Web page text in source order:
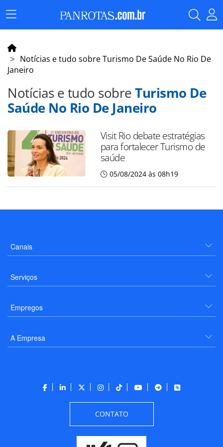
Menu
Principal
Notícias e tudo sobre Turismo De Saúde No Rio De
Janeiro
Notícias e tudo sobreTurismo De
Saúde No Rio De Janeiro
Visit Rio debate estratégias
para fortalecer Turismo de
saúde
05/08/2024 às 08h19
Canais
Serviços
Empregos
A Empresa
CONTATO